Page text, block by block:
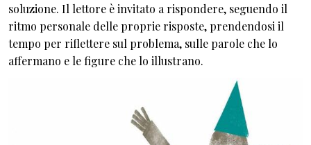
soluzione. Il lettore è invitato a rispondere, seguendo il
ritmo personale delle proprie risposte, prendendosi il
tempo per riflettere sul problema, sulle parole che lo
affermano e le figure che lo illustrano.